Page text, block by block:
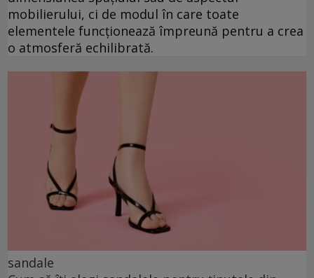
mobilierului, ci de modul în care toate
elementele funcționează împreună pentru a crea
o atmosferă echilibrată.
sandale